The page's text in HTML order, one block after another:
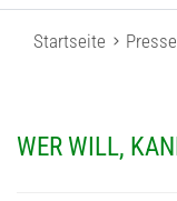
Startseite
WER WILL,